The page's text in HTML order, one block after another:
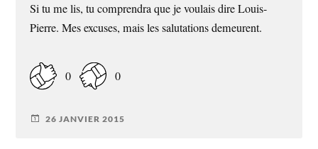
Si tu me lis, tu comprendra que je voulais dire Louis-
Pierre. Mes excuses, mais les salutations demeurent.
0 0
26 JANVIER 2015